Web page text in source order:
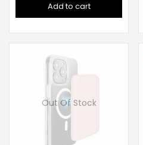
Add to cart
Out Of Stock